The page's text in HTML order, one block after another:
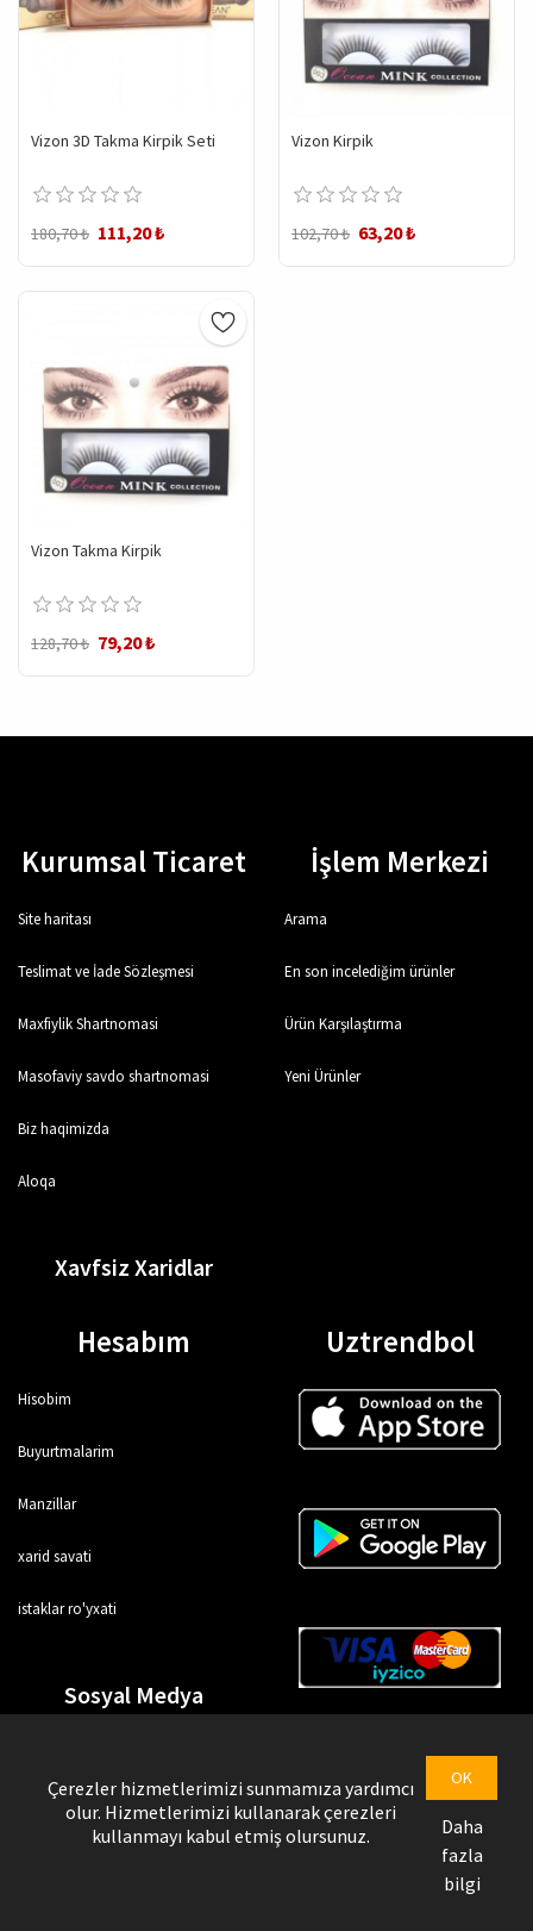
Vizon 3D Takma Kirpik Seti
180,70 ₺ 111,20 ₺
Vizon Kirpik
102,70 ₺ 63,20 ₺
Vizon Takma Kirpik
128,70 ₺ 79,20 ₺
Kurumsal Ticaret
Site haritası
Teslimat ve İade Sözleşmesi
Maxfiylik Shartnomasi
Masofaviy savdo shartnomasi
Biz haqimizda
Aloqa
Xavfsiz Xaridlar
İşlem Merkezi
Arama
En son incelediğim ürünler
Ürün Karşılaştırma
Yeni Ürünler
Hesabım
Hisobim
Buyurtmalarim
Manzillar
xarid savati
istaklar ro'yxati
Sosyal Medya
Uztrendbol
Çerezler hizmetlerimizi sunmamıza yardımcı
olur. Hizmetlerimizi kullanarak çerezleri
kullanmayı kabul etmiş olursunuz.
OK
Daha
fazla
bilgi